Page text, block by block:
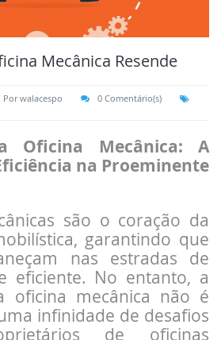
Mecânica Resende
Por walacespo
0 Comentário(s)
Oficina Mecânica: A
na Proeminente
são o coração da
garantindo que
nas estradas de
eficiente. No entanto, a
oficina mecânica não é
infinidade de desafios
de oficinas